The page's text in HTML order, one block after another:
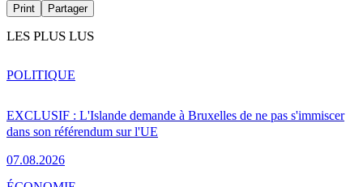
Print Partager
LES PLUS LUS
EXCLUSIF : L'Islande demande à Bruxelles de ne pas s'immiscer
dans son référendum sur l'UE
07.08.2026
POLITIQUE